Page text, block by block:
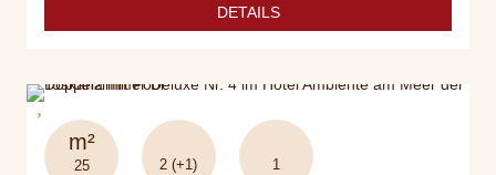
DETAILS
m²
25 2 (+1) 1